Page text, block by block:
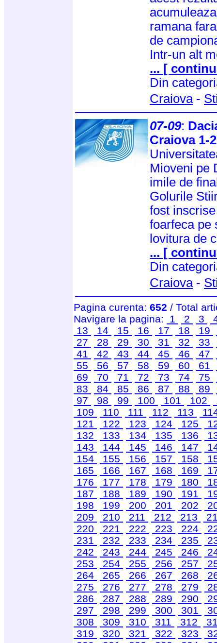
ramana
de
Intr-un alt
... [
Din
Craiova-
07-09:
Craiova 1-2
Mioveni pe
imile de
Golurile
fost
foarfeca pe
lovitura de
... [
Din
Craiova-
Pagina curenta: 652 / Total
Navigare la pagina:
1 2 3
13
14 15 16 17 18 19
27
28 29 30 31 32 33
41
42 43 44 45 46 47
55
56 57 58 59 60 61
69
70 71 72 73 74 75
83
84 85 86 87 88 89
97
98 99 100 101 102
109
110 111 112 113
121
122 123 124 125
132
133 134 135 136
143
144 145 146 147
154
155 156 157 158
165
166 167 168 169
176
177 178 179 180
187
188 189 190 191
198
199 200 201 202
209
210 211 212 213
220
221 222 223 224
231
232 233 234 235
242
243 244 245 246
253
254 255 256 257
264
265 266 267 268
275
276 277 278 279
286
287 288 289 290
297
298 299 300 301
308
309 310 311 312
319
320 321 322 323